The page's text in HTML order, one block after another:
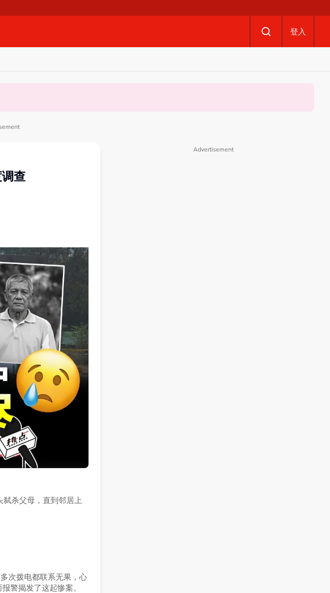
登入
查
杀父母，直到邻居上
次拨电都联系无果，心
警揭发了这起惨案。
Advertisement